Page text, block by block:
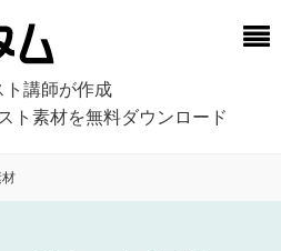
ト講師が作成
ト素材を無料ダウンロード
材